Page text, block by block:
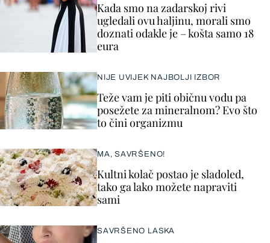
Kada smo na zadarskoj rivi
ugledali ovu haljinu, morali smo
doznati odakle je – košta samo 18
eura
NIJE UVIJEK NAJBOLJI IZBOR
Teže vam je piti običnu vodu pa
posežete za mineralnom? Evo što
to čini organizmu
MA, SAVRŠENO!
Kultni kolač postao je sladoled,
tako ga lako možete napraviti
sami
SAVRŠENO LASKA